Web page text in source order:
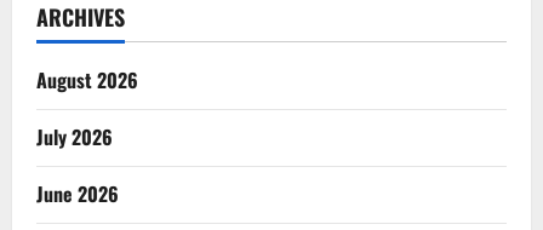
ARCHIVES
August 2026
July 2026
June 2026